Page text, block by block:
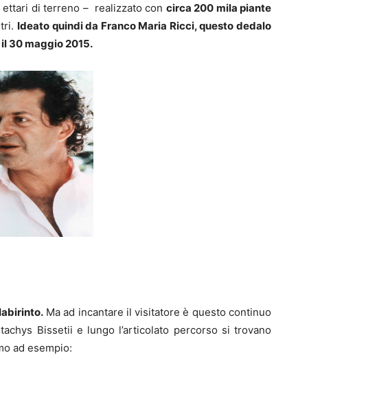
di terreno – realizzato con circa 200 mila piante
Ideato quindi da Franco Maria Ricci, questo dedalo
il 30 maggio 2015.
Ma ad incantare il visitatore è questo continuo
Bissetii e lungo l’articolato percorso si trovano
ad esempio: